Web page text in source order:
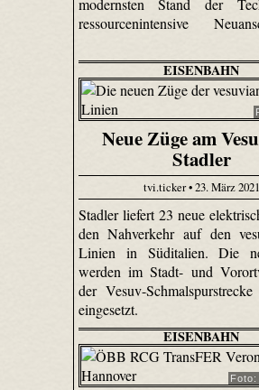
modernsten Stand der
ressourcenintensive
EISENBAHN
Neue Züge am
Stadler
tvi.ticker • 23. März 2021
Stadler liefert 23 neue
den Nahverkehr auf den
Linien in Süditalien. Die
werden im Stadt- und
der Vesuv-
eingesetzt.
EISENBAHN
Foto: